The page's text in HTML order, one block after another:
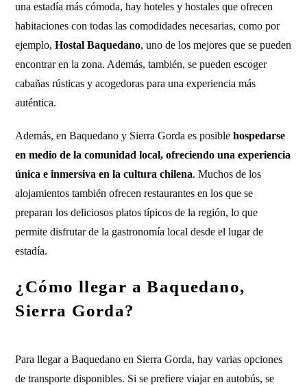
una estadía más cómoda, hay hoteles y hostales que ofrecen
habitaciones con todas las comodidades necesarias, como por
ejemplo,Hostal Baquedano, uno de los mejores que se pueden
encontrar en la zona. Además, también, se pueden escoger
cabañas rústicas y acogedoras para una experiencia más
auténtica.
Además, en Baquedano y Sierra Gorda es posiblehospedarse
en medio de la comunidad local, ofreciendo una experiencia
única e inmersiva en la cultura chilena. Muchos de los
alojamientos también ofrecen restaurantes en los que se
preparan los deliciosos platos típicos de la región, lo que
permite disfrutar de la gastronomía local desde el lugar de
estadía.
¿Cómo llegar a Baquedano,
Sierra Gorda?
Para llegar a Baquedano en Sierra Gorda, hay varias opciones
de transporte disponibles. Si se prefiere viajar en autobús, se